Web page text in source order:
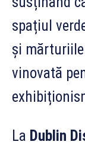
spațiul
și
vinovată
La Dublin